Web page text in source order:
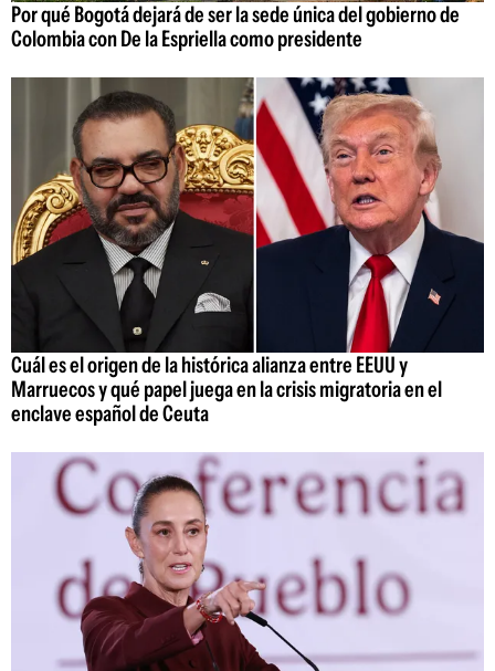
Por qué Bogotá dejará de ser la sede única del gobierno de
Colombia con De la Espriella como presidente
Cuál es el origen de la histórica alianza entre EEUU y
Marruecos y qué papel juega en la crisis migratoria en el
enclave español de Ceuta